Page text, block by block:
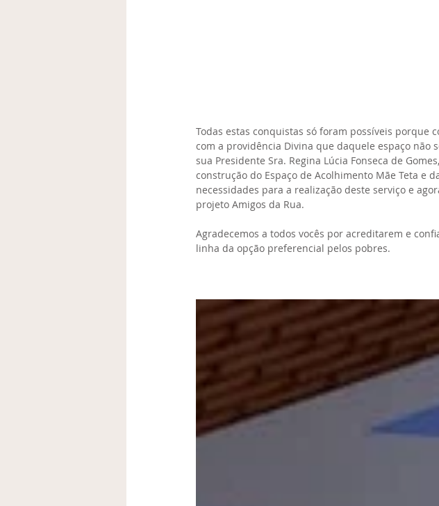
Todas estas conquistas só foram possíveis porque
com a providência Divina que daquele espaço não
sua Presidente Sra. Regina Lúcia Fonseca de
construção do Espaço de Acolhimento Mãe Teta e
necessidades para a realização deste serviço e
projeto Amigos da Rua.
Agradecemos a todos vocês por acreditarem e
linha da opção preferencial pelos pobres.